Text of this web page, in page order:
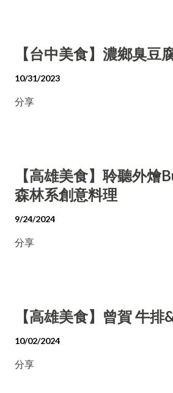
【台中美食】濃鄉臭豆
10/31/2023
分享
【高雄美食】聆聽外
森林系創意料理
9/24/2024
分享
【高雄美食】曾賀 牛排
10/02/2024
分享